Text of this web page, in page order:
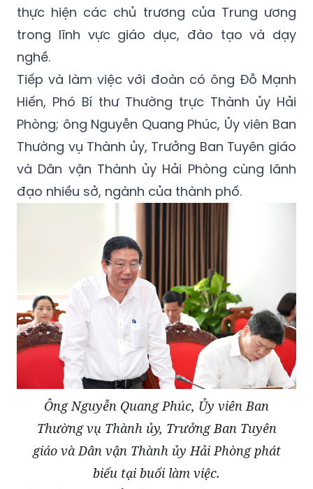
thực hiện các chủ trương của Trung ương
trong lĩnh vực giáo dục, đào tạo và dạy
nghề.
Tiếp và làm việc với đoàn có ông Đỗ Mạnh
Hiến, Phó Bí thư Thường trực Thành ủy Hải
Phòng; ông Nguyễn Quang Phúc, Ủy viên Ban
Thường vụ Thành ủy, Trưởng Ban Tuyên giáo
và Dân vận Thành ủy Hải Phòng cùng lãnh
đạo nhiều sở, ngành của thành phố.
Ông Nguyễn Quang Phúc, Ủy viên Ban
Thường vụ Thành ủy, Trưởng Ban Tuyên
giáo và Dân vận Thành ủy Hải Phòng phát
biểu tại buổi làm việc.